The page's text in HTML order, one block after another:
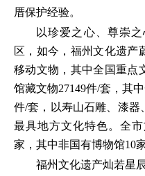
厝保护经验。
以珍爱之心、尊崇
区，如今，福州文化遗产
移动文物，其中全国重点
馆藏文物27149件/套，其
件/套，以寿山石雕、漆器
最具地方文化特色。全
家，其中非国有博物馆10家
福州文化遗产灿若星